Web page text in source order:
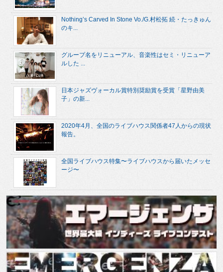
Nothing’s Carved In Stone Vo./G.村松拓 続・たっきゅん
のキ...
グループ名をリニューアル、音楽性はセミ・リニューア
ルした ...
日本ジャズヴォーカル賞特別奨励賞を受賞「星野由美
子」の新...
2020年4月、全国のライブハウス関係者47人からの現状
報告。
全国ライブハウス特集〜ライブハウスから届いたメッセ
ージ〜